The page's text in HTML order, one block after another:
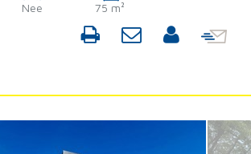
Nee 75 m²